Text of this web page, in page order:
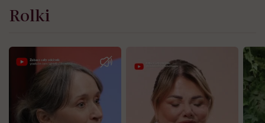
Rolki